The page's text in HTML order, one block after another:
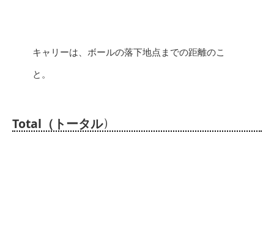
キャリーは、ボールの落下地点までの距離のこ
と。
Total（トータル）